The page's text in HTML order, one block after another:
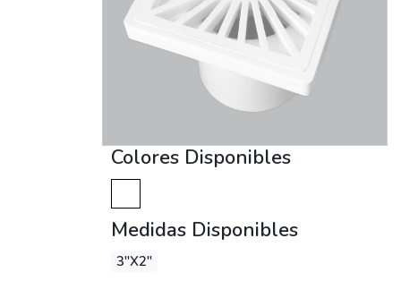
Colores Disponibles
Medidas Disponibles
3"X2"